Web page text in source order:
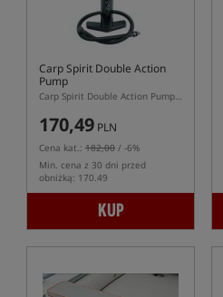
Carp Spirit Double Action
Pump
Carp Spirit Double Action Pump – nożna pompka do pontonów z manometrem
170,49 PLN
Cena kat.: 182,00 / -6%
Min. cena z 30 dni przed
obniżką: 170.49
KUP